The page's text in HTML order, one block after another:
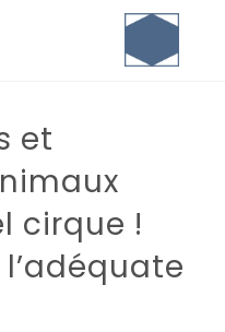
et
cirque !